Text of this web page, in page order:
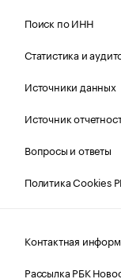
Поиск по ИНН
Статистика и
Источники данных
Источник
Вопросы и ответы
Политика Cookies
Контактная
Рассылка РБК